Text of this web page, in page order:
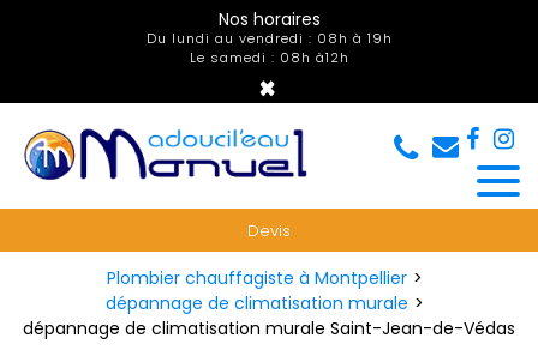
Nos horaires
Du lundi au vendredi : 08h à 19h
Le samedi : 08h à12h
×
Devis
Plombier chauffagiste à Montpellier
dépannage de climatisation murale
dépannage de climatisation murale Saint-Jean-de-Védas
Panneau de gestion des cookies